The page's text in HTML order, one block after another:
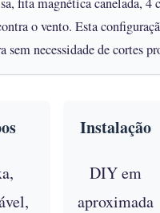
o vento. Esta
sem necessidade de cortes
Instalação
DIY em
aproximada